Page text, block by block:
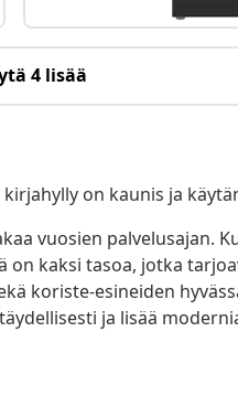
4 lisää
on kaunis ja
vuosien palvelusajan.
kaksi tasoa, jotka
koriste-esineiden
ja lisää